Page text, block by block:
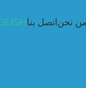
من نحن اتصل بنا